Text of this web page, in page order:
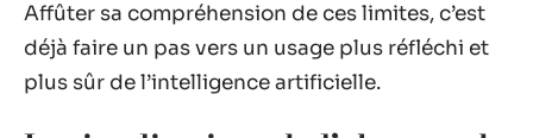
Affûter sa compréhension de ces limites, c’est
déjà faire un pas vers un usage plus réfléchi et
plus sûr de l’intelligence artificielle.